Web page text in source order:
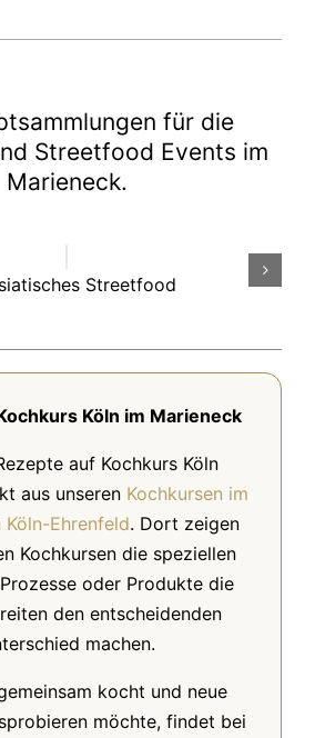
für die
Streetfood Events im
Marieneck.
Streetfood
Köln im Marieneck
auf Kochkurs Köln
aus unseren Kochkursen im
Ehrenfeld. Dort zeigen
Kochkursen die speziellen
oder Produkte die
den entscheidenden
machen.
kocht und neue
möchte, findet bei